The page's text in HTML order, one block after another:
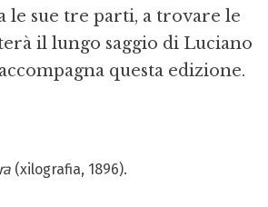
(xilografia, 1896).
le sue tre parti, a trovare le
il lungo saggio di Luciano
questa edizione.